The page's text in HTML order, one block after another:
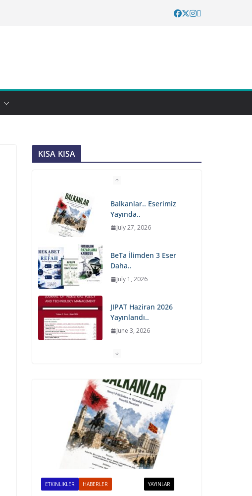
KISA KISA
Balkanlar.. Eserimiz
July 27, 2026
BeTa İlimden 3 Eser
July 1, 2026
JIPAT Haziran 2026
June 3, 2026
BeTa İlim Derneği –
May 8, 2026
The 8th
SpringConfrences…
May 4, 2026
JISTECH Nisan 2026
Sayısı Yayında..
April 21, 2026
ETKINLIKLER HABERLER YAYINLAR